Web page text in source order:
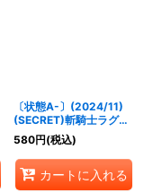
〔状態A-〕(2024/11)
(SECRET)斬騎士ラグマ
ンティス(BSC44収録)
【R-SEC】{BS49-036}
《緑》
580円(税込)
カートに入れる